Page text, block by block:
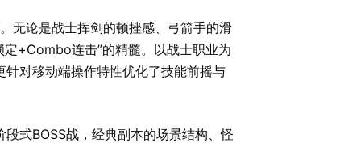
无论是战士挥剑的顿挫感、弓箭手的滑
+Combo连击”的精髓。以战士职业为
针对移动端操作特性优化了技能前摇与
段式BOSS战，经典副本的场景结构、怪